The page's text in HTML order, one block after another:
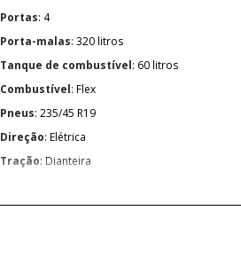
Portas : 4
Porta-malas : 320 litros
Tanque de combustível : 60 litros
Combustível : Flex
Pneus : 235/45 R19
Direção : Elétrica
Tração : Dianteira